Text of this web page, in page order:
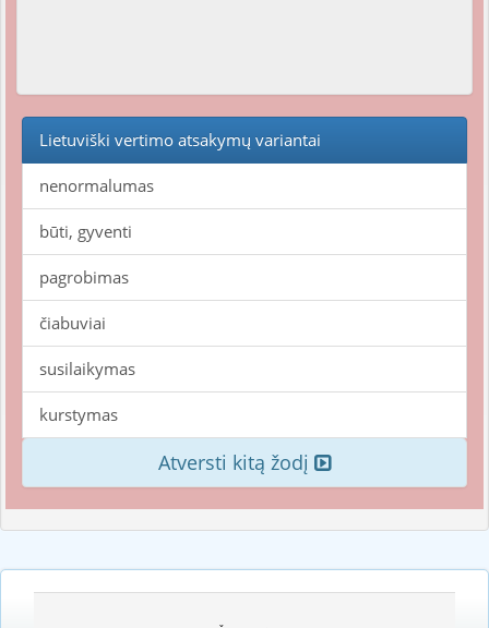
Lietuviški vertimo atsakymų variantai
nenormalumas
būti, gyventi
pagrobimas
čiabuviai
susilaikymas
kurstymas
Atversti kitą žodį